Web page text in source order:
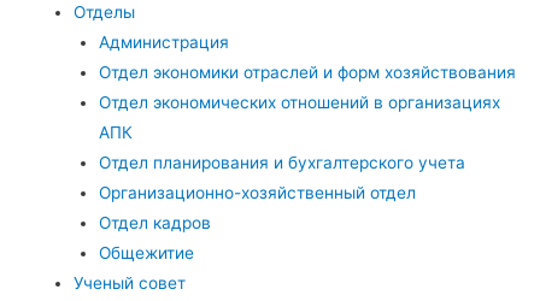
Отделы
Администрация
Отдел экономики отраслей и форм хозяйствования
Отдел экономических отношений в организациях
АПК
Отдел планирования и бухгалтерского учета
Организационно-хозяйственный отдел
Отдел кадров
Общежитие
Ученый совет